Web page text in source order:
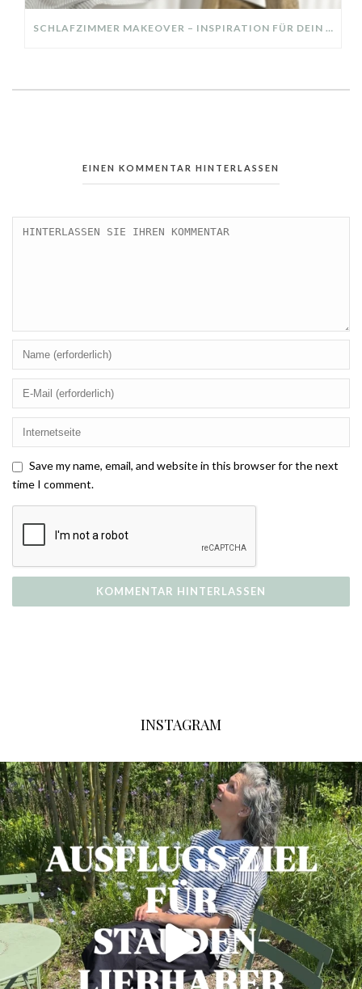
SCHLAFZIMMER MAKEOVER – INSPIRATION FÜR DEIN SCHLAFZIMMER: AUS ALT MACH NEU – HELL, GEMÜTLICH UND EINLADEND
EINEN KOMMENTAR HINTERLASSEN
Save my name, email, and website in this browser for the next
time I comment.
INSTAGRAM